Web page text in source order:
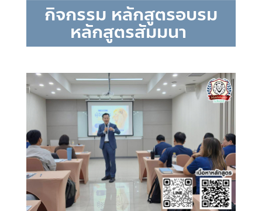
กิจกรรม หลักสูตรอบรม
หลักสูตรสัมมนา